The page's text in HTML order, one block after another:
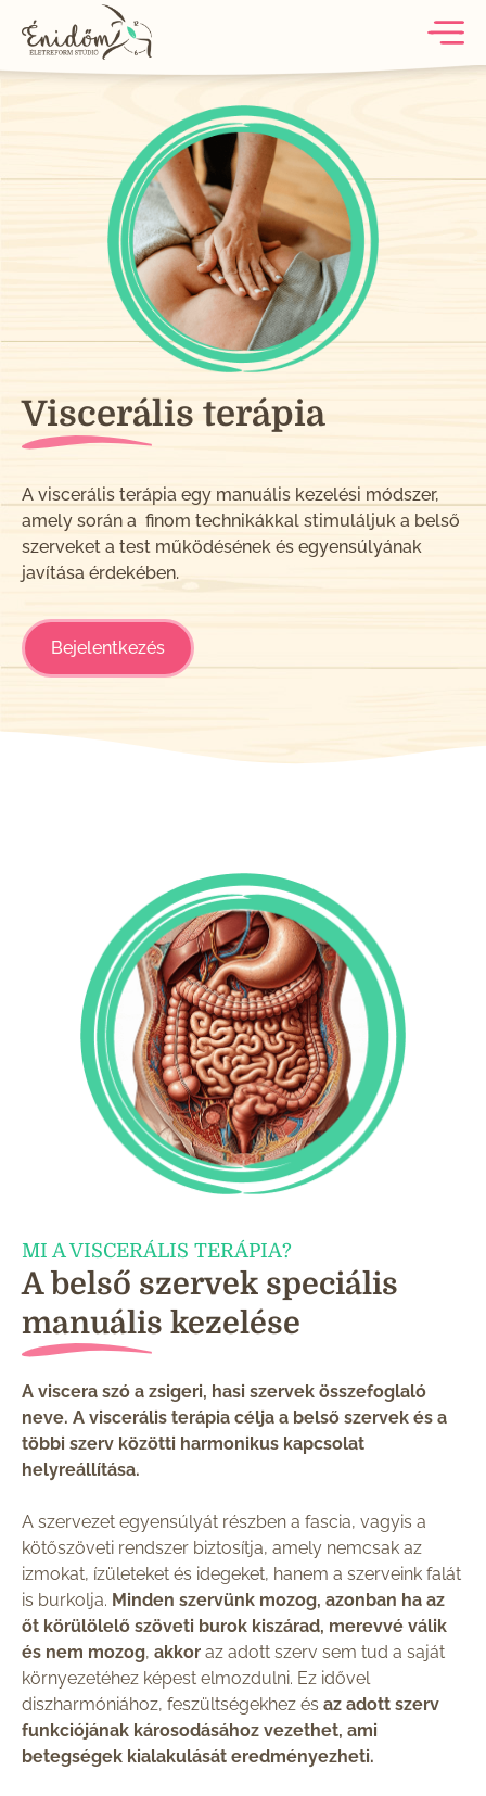
Viscerális terápia
A viscerális terápia egy manuális kezelési módszer,
amely során a finom technikákkal stimuláljuk a belső
szerveket a test működésének és egyensúlyának
javítása érdekében.
Bejelentkezés
MI A VISCERÁLIS TERÁPIA?
A belső szervek speciális
manuális kezelése
A viscera szó a zsigeri, hasi szervek összefoglaló
neve. A viscerális terápia célja a belső szervek és a
többi szerv közötti harmonikus kapcsolat
helyreállítása.
A szervezet egyensúlyát részben a fascia, vagyis a
kötőszöveti rendszer biztosítja, amely nemcsak az
izmokat, ízületeket és idegeket, hanem a szerveink falát
is burkolja. Minden szervünk mozog, azonban ha az
őt körülölelő szöveti burok kiszárad, merevvé válik
és nem mozog, akkor az adott szerv sem tud a saját
környezetéhez képest elmozdulni. Ez idővel
diszharmóniához, feszültségekhez és az adott szerv
funkciójának károsodásához vezethet, ami
betegségek kialakulását eredményezheti.